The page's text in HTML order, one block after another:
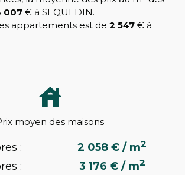
007 € à SEQUEDIN.
appartements est de 2 547 € à
moyen des maisons
: 2 058 € / m2
: 3 176 € / m2